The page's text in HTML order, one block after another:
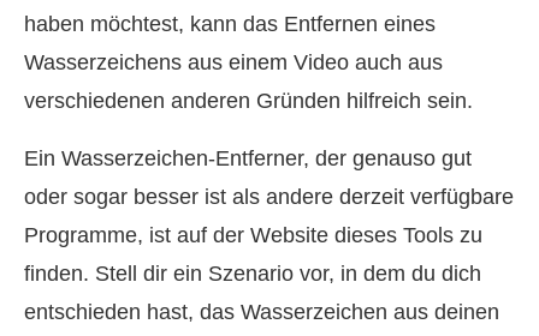
haben möchtest, kann das Entfernen eines
Wasserzeichens aus einem Video auch aus
verschiedenen anderen Gründen hilfreich sein.
Ein Wasserzeichen‑Entferner, der genauso gut
oder sogar besser ist als andere derzeit verfügbare
Programme, ist auf der Website dieses Tools zu
finden. Stell dir ein Szenario vor, in dem du dich
entschieden hast, das Wasserzeichen aus deinen